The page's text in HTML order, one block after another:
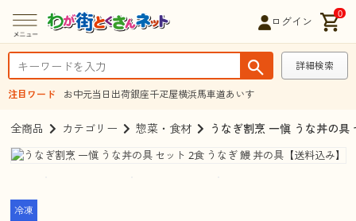
ログイン
0
詳細検索
注目ワード お中元当日出荷銀座千疋屋横浜馬車道あいす
全商品 カテゴリー 惣菜・食材 うなぎ割烹 一愼 うな丼の
冷凍